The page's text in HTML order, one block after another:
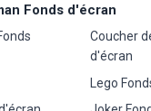
Fonds d'écran
Coucher
d'écran
Lego